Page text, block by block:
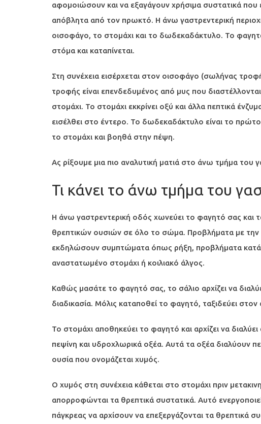
αφομοιώσουν και να εξαγάγουν χρήσιμα συστατικά
απόβλητα από τον πρωκτό. Η άνω γαστρεντερική
οισοφάγο, το στομάχι και το δωδεκαδάκτυλο. Το φαγητό
στόμα και καταπίνεται.
Στη συνέχεια εισέρχεται στον οισοφάγο (σωλήνας
τροφής είναι επενδεδυμένος από μυς που
στομάχι. Το στομάχι εκκρίνει οξύ και άλλα πεπτικά
εισέλθει στο έντερο. Το δωδεκαδάκτυλο είναι το
το στομάχι και βοηθά στην πέψη.
Ας ρίξουμε μια πιο αναλυτική ματιά στο άνω τμήμα του
Τι κάνει το άνω τμήμα του
Η άνω γαστρεντερική οδός χωνεύει το φαγητό σας και
θρεπτικών ουσιών σε όλο το σώμα. Προβλήματα με την
εκδηλώσουν συμπτώματα όπως ρήξη, προβλήματα
αναστατωμένο στομάχι ή κοιλιακό άλγος.
Καθώς μασάτε το φαγητό σας, το σάλιο αρχίζει να
διαδικασία. Μόλις καταποθεί το φαγητό, ταξιδεύει
Το στομάχι αποθηκεύει το φαγητό και αρχίζει να
πεψίνη και υδροχλωρικά οξέα. Αυτά τα οξέα διαλύουν
ουσία που ονομάζεται χυμός.
Ο χυμός στη συνέχεια κάθεται στο στομάχι πριν
απορροφώνται τα θρεπτικά συστατικά. Αυτό
πάγκρεας να αρχίσουν να επεξεργάζονται τα θρεπτικά